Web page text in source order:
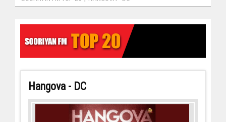
Hangova - DC